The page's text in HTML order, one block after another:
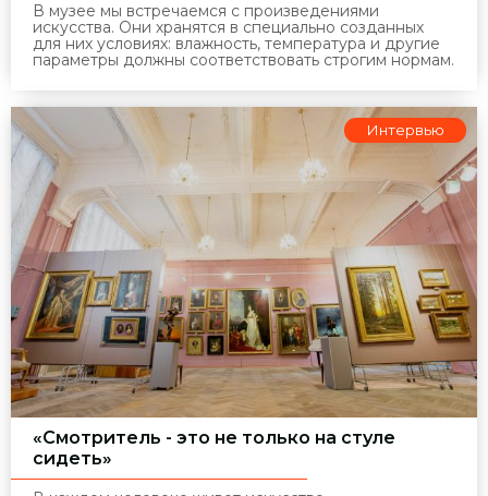
В музее мы встречаемся с произведениями
искусства. Они хранятся в специально созданных
для них условиях: влажность, температура и другие
параметры должны соответствовать строгим нормам.
Интервью
«Смотритель - это не только на стуле
сидеть»